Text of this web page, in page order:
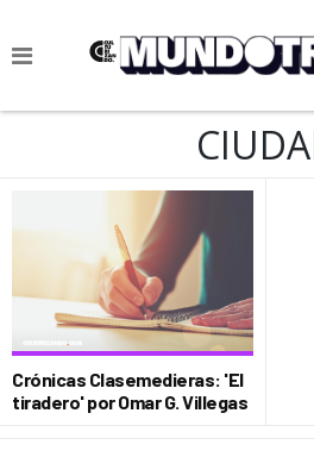
NOTICIAS
CIENCIA Y TECNOLOGÍA
SOCIEDAD
CULTURIZANDO.COM
Crónicas Clasemedieras: 'El
tiradero' por Omar G. Villegas